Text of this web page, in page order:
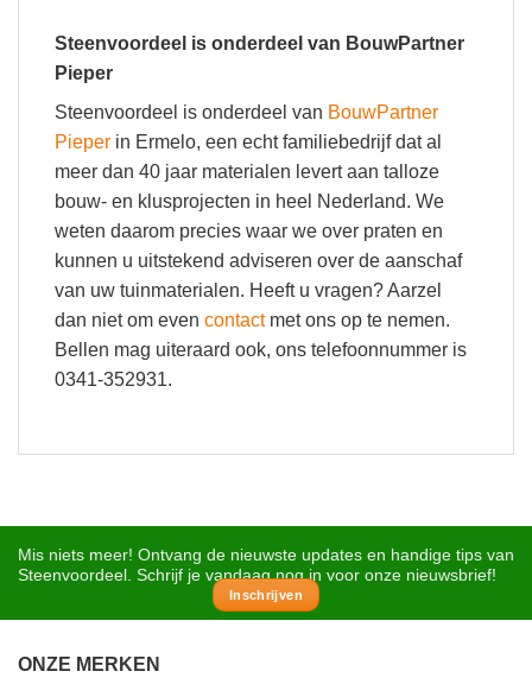
Steenvoordeel is onderdeel van BouwPartner
Pieper
Steenvoordeel is onderdeel van BouwPartner
Pieper in Ermelo, een echt familiebedrijf dat al
meer dan 40 jaar materialen levert aan talloze
bouw- en klusprojecten in heel Nederland. We
weten daarom precies waar we over praten en
kunnen u uitstekend adviseren over de aanschaf
van uw tuinmaterialen. Heeft u vragen? Aarzel
dan niet om even contactmet ons op te nemen.
Bellen mag uiteraard ook, ons telefoonnummer is
0341-352931.
Mis niets meer! Ontvang de nieuwste updates en handige tips van
Steenvoordeel. Schrijf je vandaag nog in voor onze nieuwsbrief!
Inschrijven
ONZE MERKEN